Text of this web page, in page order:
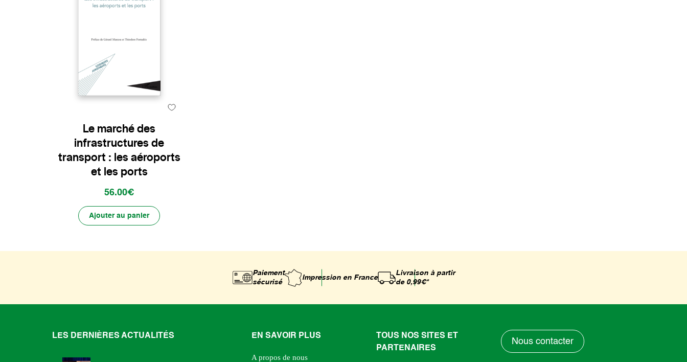
Le marché des
infrastructures de
transport : les aéroports
et les ports
56.00€
Ajouter au panier
Paiement
sécurisé
Impression en France
Livraison à partir
de 0,99€*
LES DERNIÈRES ACTUALITÉS EN SAVOIR PLUS
A propos de nous
TOUS NOS SITES ET
PARTENAIRES
Nous contacter